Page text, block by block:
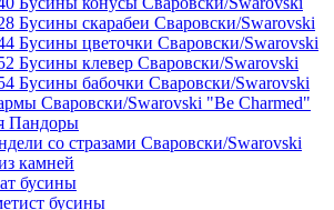
Бусины скарабеи Сваровски/Swarovski
Бусины цветочки Сваровски/Swarovski
Бусины клевер Сваровски/Swarovski
Бусины бабочки Сваровски/Swarovski
Сваровски/Swarovski "Be Charmed"
Пандоры
со стразами Сваровски/Swarovski
камней
бусины
бусины